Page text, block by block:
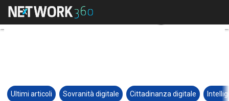
Ultimi articoli Sovranità digitale Cittadinanza digitale